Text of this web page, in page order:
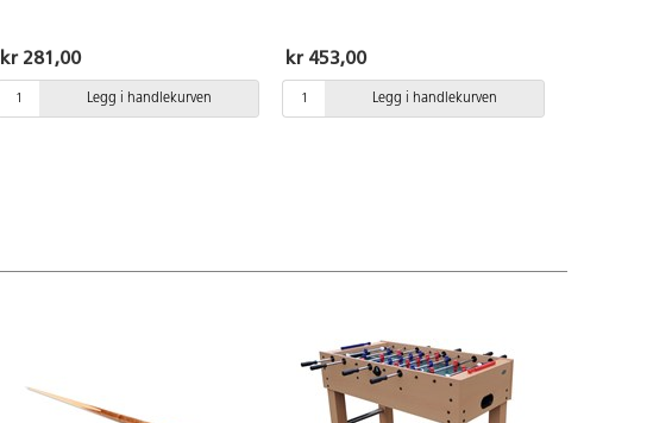
kr 281,00
Legg i handlekurven
med klyper som enkelt kan fjernes.
Spillet utfordrer og stimulerer barnets
fantasi og motoriske ferdigheter. Mål:
Lengde 30 cm. Diameter 2,5 cm. Av
kr 453,00
Legg i handlekurven